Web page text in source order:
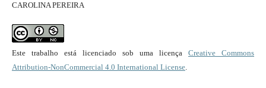
CAROLINA PEREIRA
Este trabalho está licenciado sob uma licençaCreative Commons
Attribution-NonCommercial 4.0 International License.